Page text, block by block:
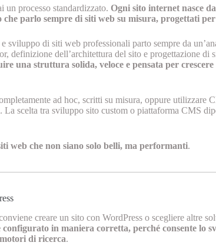
un processo standardizzato. Ogni sito internet nasce
che parlo sempre di siti web su misura, progettati
sviluppo di siti web professionali parto sempre da
definizione dell’architettura del sito e progettazione di
una struttura solida, veloce e pensata per
ad hoc, scritti su misura, oppure utilizzare
scelta tra sviluppo sito custom o piattaforma CMS
web che non siano solo belli, ma performanti.
creare un sito con WordPress o scegliere altre
in maniera corretta, perché consente lo
di ricerca.